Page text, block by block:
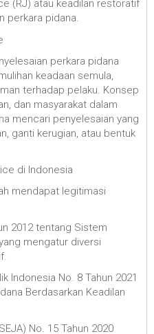
(RJ) atau keadilan restoratif
perkara pidana.
perkara pidana
keadaan semula,
terhadap pelaku. Konsep
dan masyarakat dalam
mencari penyelesaian yang
ganti kerugian, atau bentuk
di Indonesia
mendapat legitimasi
2012 tentang Sistem
mengatur diversi
Indonesia No. 8 Tahun 2021
Berdasarkan Keadilan
No. 15 Tahun 2020